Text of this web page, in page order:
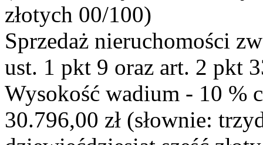
złotych 00/100)
Sprzedaż nieruchomości
ust. 1 pkt 9 oraz art. 2 pkt
Wysokość wadium - 10 %
30.796,00 zł (słownie: